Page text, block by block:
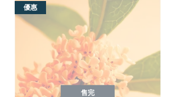
優惠
售完